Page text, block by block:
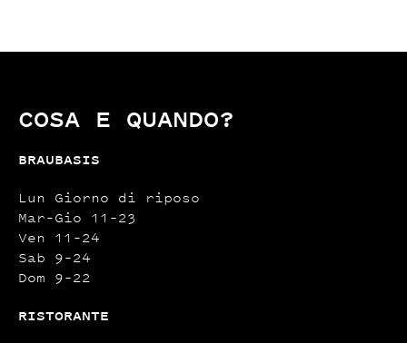
COSA E QUANDO?
BRAUBASIS
Lun Giorno di riposo
Mar–Gio 11–23
Ven 11–24
Sab 9–24
Dom 9–22
RISTORANTE